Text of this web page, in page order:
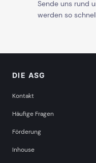
Sende uns rund
werden so
DIE ASG
Kontakt
Häufige Fragen
Förderung
Inhouse